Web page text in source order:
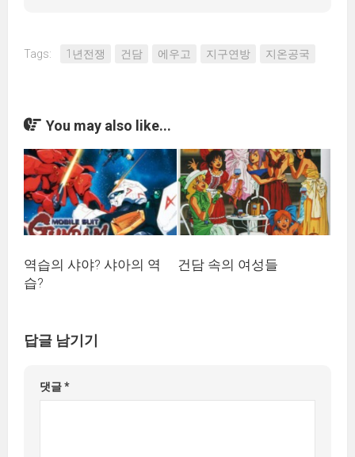
Tags: 1년전쟁 건담 에우고 지구연방 지온공국
You may also like...
역습의 샤야? 샤아의 역
습?
건담 속의 여성들
답글 남기기
댓글*